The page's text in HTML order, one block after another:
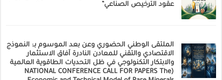
عقود الترخيص الصناعي”
الملتقى الوطني الحضوري وعن بعد الموسوم بـ: النموذج
الاقتصادي والتقني للمعادن النادرة آفاق الاستثمار
والابتكار التكنولوجي في ظل التحديات الطاقوية العالمية
(NATIONAL CONFERENCE CALL FOR PAPERS The